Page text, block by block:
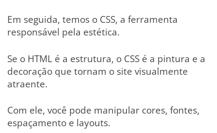
Em seguida, temos o CSS, a ferramenta
responsável pela estética.
Se o HTML é a estrutura, o CSS é a pintura e a
decoração que tornam o site visualmente
atraente.
Com ele, você pode manipular cores, fontes,
espaçamento e layouts.